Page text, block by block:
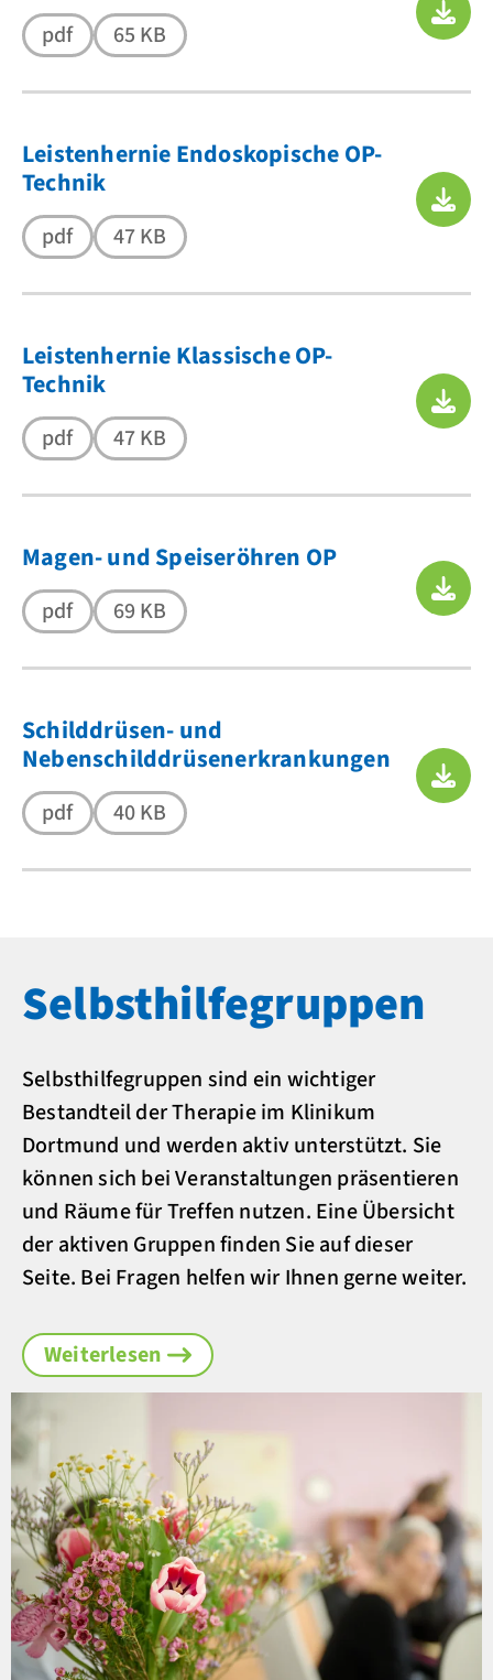
pdf 65 KB
Leistenhernie Endoskopische OP-
Technik
pdf 47 KB
Leistenhernie Klassische OP-
Technik
pdf 47 KB
Magen- und Speiseröhren OP
pdf 69 KB
Schilddrüsen- und
Nebenschilddrüsenerkrankungen
pdf 40 KB
Selbsthilfegruppen
Selbsthilfegruppen sind ein wichtiger
Bestandteil der Therapie im Klinikum
Dortmund und werden aktiv unterstützt. Sie
können sich bei Veranstaltungen präsentieren
und Räume für Treffen nutzen. Eine Übersicht
der aktiven Gruppen finden Sie auf dieser
Seite. Bei Fragen helfen wir Ihnen gerne weiter.
Weiterlesen